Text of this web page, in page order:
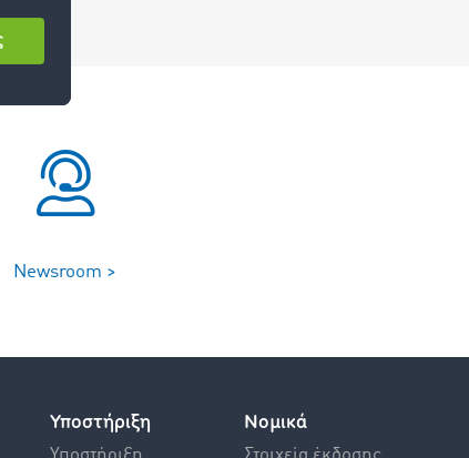
Newsroom >
Υποστήριξη Νομικά